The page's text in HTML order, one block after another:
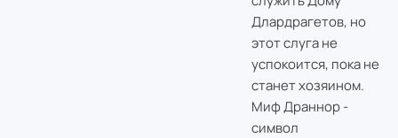
Длардрагетов, но
этот слуга не
успокоится, пока не
станет хозяином.
Миф Драннор -
символ